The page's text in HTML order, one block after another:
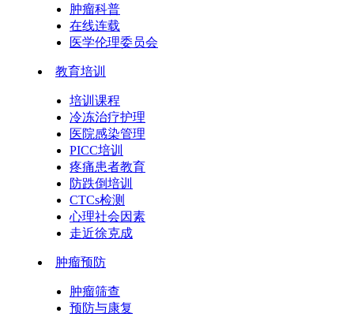
肿瘤科普
在线连载
医学伦理委员会
教育培训
培训课程
冷冻治疗护理
医院感染管理
PICC培训
疼痛患者教育
防跌倒培训
CTCs检测
心理社会因素
走近徐克成
肿瘤预防
肿瘤筛查
预防与康复